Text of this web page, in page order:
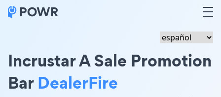
Incrustar A Sale Promotion
BarDealerFire